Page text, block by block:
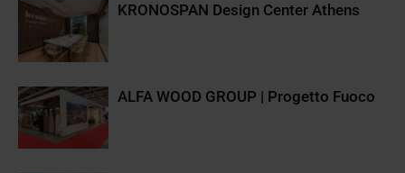
KRONOSPAN Design Center Athens
ALFA WOOD GROUP | Progetto Fuoco